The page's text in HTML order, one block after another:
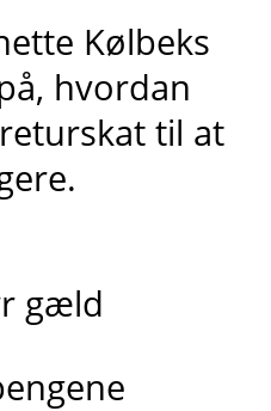
Kølbeks
hvordan
til at
gæld